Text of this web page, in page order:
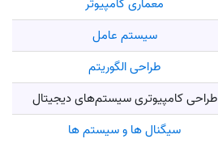
معماری کامپیوتر
سیستم عامل
طراحی الگوریتم
طراحی کامپیوتری سیستم‌های دیجیتال
سیگنال ها و سیستم ها